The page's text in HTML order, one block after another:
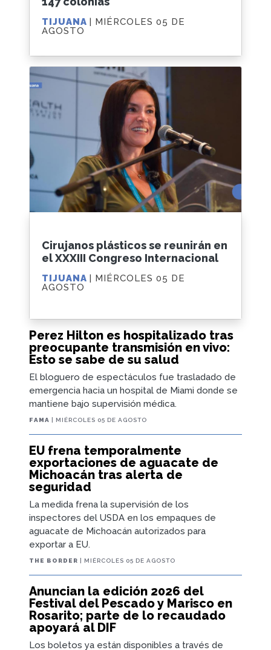
Perez Hilton es hospitalizado tras
preocupante transmisión en vivo:
Esto se sabe de su salud
El bloguero de espectáculos fue trasladado de
emergencia hacia un hospital de Miami donde se
mantiene bajo supervisión médica.
FAMA | MIÉRCOLES 05 DE AGOSTO
EU frena temporalmente
exportaciones de aguacate de
Michoacán tras alerta de
seguridad
La medida frena la supervisión de los
inspectores del USDA en los empaques de
aguacate de Michoacán autorizados para
exportar a EU.
THE BORDER | MIÉRCOLES 05 DE AGOSTO
Anuncian la edición 2026 del
Festival del Pescado y Marisco en
Rosarito; parte de lo recaudado
apoyará al DIF
Los boletos ya están disponibles a través de
TIJUANA | MIÉRCOLES 05 DE
AGOSTO
Cirujanos plásticos se reunirán en
el XXXIII Congreso Internacional
TIJUANA | MIÉRCOLES 05 DE
AGOSTO